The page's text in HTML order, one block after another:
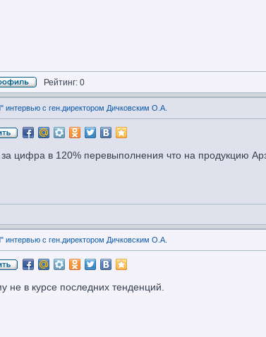
Рейтинг: 0
с ген.директором Дичковским О.А.
цифра в 120% перевыполнения что на продукцию
с ген.директором Дичковским О.А.
не в курсе последних тенденций.